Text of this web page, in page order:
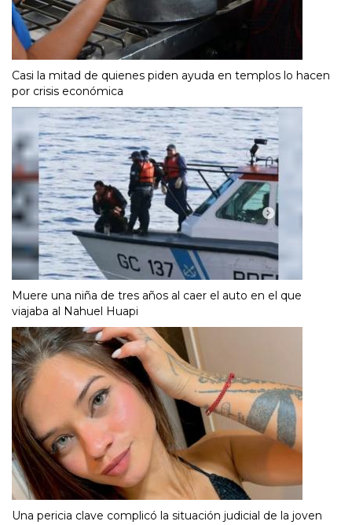
Casi la mitad de quienes piden ayuda en templos lo hacen
por crisis económica
Muere una niña de tres años al caer el auto en el que
viajaba al Nahuel Huapi
Una pericia clave complicó la situación judicial de la joven